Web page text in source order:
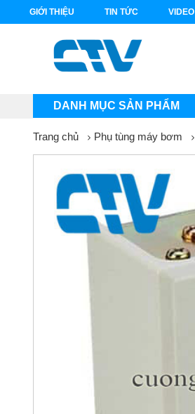
GIỚI THIỆU TIN TỨC VIDEO
DANH MỤC SẢN PHẨM
Trang chủ Phụ tùng máy bơm